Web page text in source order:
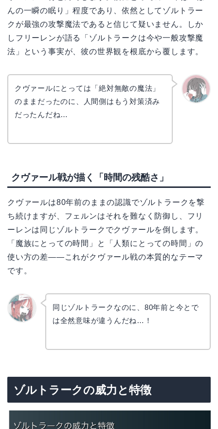
んの一瞬の眠り」程度であり、依然としてゾルトラー
クが最強の攻撃魔法であると信じて疑いません。しか
しフリーレンが語る「ゾルトラークは今や一般攻撃魔
法」という事実が、彼の世界観を根底から覆します。
クヴァールにとっては「絶対無敵の魔法」
のままだったのに、人間側はもう対策済み
だったんだね…
クヴァール戦が描く「時間の残酷さ」
クヴァールは80年前のままの認識でゾルトラークを撃
ち続けますが、フェルンはそれを難なく防御し、フリ
ーレンは同じゾルトラークでクヴァールを倒します。
「魔族にとっての時間」と「人類にとっての時間」の
使い方の差――これがクヴァール戦の本質的なテーマ
です。
同じゾルトラークなのに、80年前と今とで
は全然意味が違うんだね…！
ゾルトラークの威力と特徴